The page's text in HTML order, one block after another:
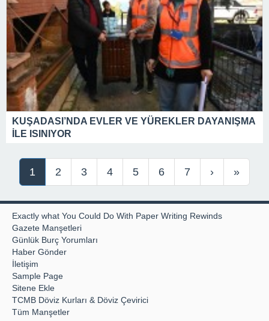
KUŞADASI’NDA EVLER VE YÜREKLER DAYANIŞMA
İLE ISINIYOR
1 2 3 4 5 6 7 › »
Exactly what You Could Do With Paper Writing Rewinds
Gazete Manşetleri
Günlük Burç Yorumları
Haber Gönder
İletişim
Sample Page
Sitene Ekle
TCMB Döviz Kurları & Döviz Çevirici
Tüm Manşetler